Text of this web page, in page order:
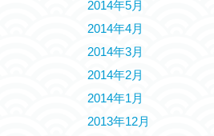
2014年5月
2014年4月
2014年3月
2014年2月
2014年1月
2013年12月